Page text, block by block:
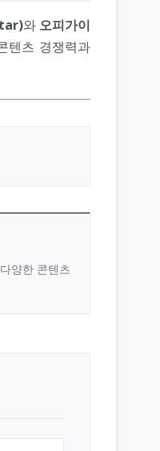
와 오피가이
텐츠 경쟁력과
양한 콘텐츠